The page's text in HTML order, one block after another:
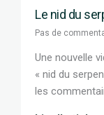
Le nid du
Pas de
Une nouvelle
« nid du
les